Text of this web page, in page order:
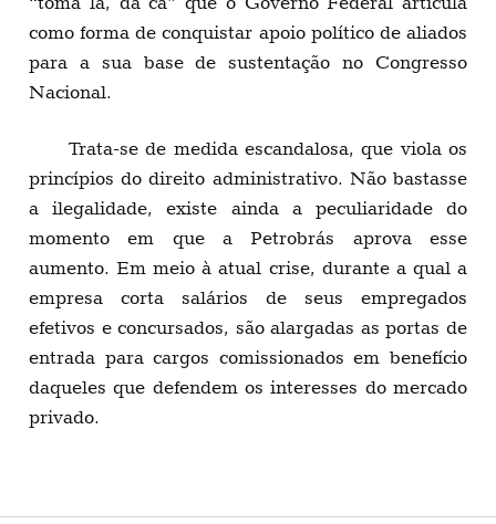
como forma de conquistar apoio político de aliados
para a sua base de sustentação no Congresso
Nacional.
Trata-se de medida escandalosa, que viola os
princípios do direito administrativo. Não bastasse
a ilegalidade, existe ainda a peculiaridade do
momento em que a Petrobrás aprova esse
aumento. Em meio à atual crise, durante a qual a
empresa corta salários de seus empregados
efetivos e concursados, são alargadas as portas de
entrada para cargos comissionados em benefício
daqueles que defendem os interesses do mercado
privado.